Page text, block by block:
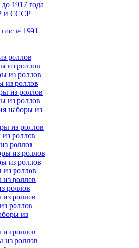
1917 года
и СССР
1991
роллов
из роллов
из роллов
из роллов
из роллов
из роллов
наборы из
из роллов
роллов
роллов
из роллов
из роллов
из роллов
из роллов
роллов
из роллов
роллов
из
из роллов
из роллов